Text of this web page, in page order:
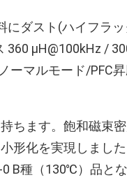
にダスト(ハイフラ
360 μH@100kHz /
ーマルモード/PFC
ちます。飽和磁束
形化を実現しまし
0 B種（130℃）品とな